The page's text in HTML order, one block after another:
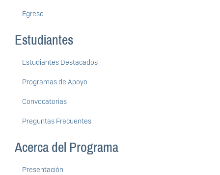
Egreso
Estudiantes
Estudiantes Destacados
Programas de Apoyo
Convocatorias
Preguntas Frecuentes
Acerca del Programa
Presentación